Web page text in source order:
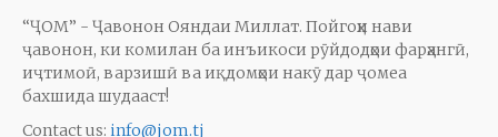
“ҶОМ” - Ҷавонон Ояндаи Миллат. Пойгоҳи нави
ҷавонон, ки комилан ба инъикоси рӯйдодҳои фарҳангӣ,
иҷтимоӣ, варзишӣ ва иқдомҳои накӯ дар ҷомеа
бахшида шудааст!
Contact us: info@jom.tj